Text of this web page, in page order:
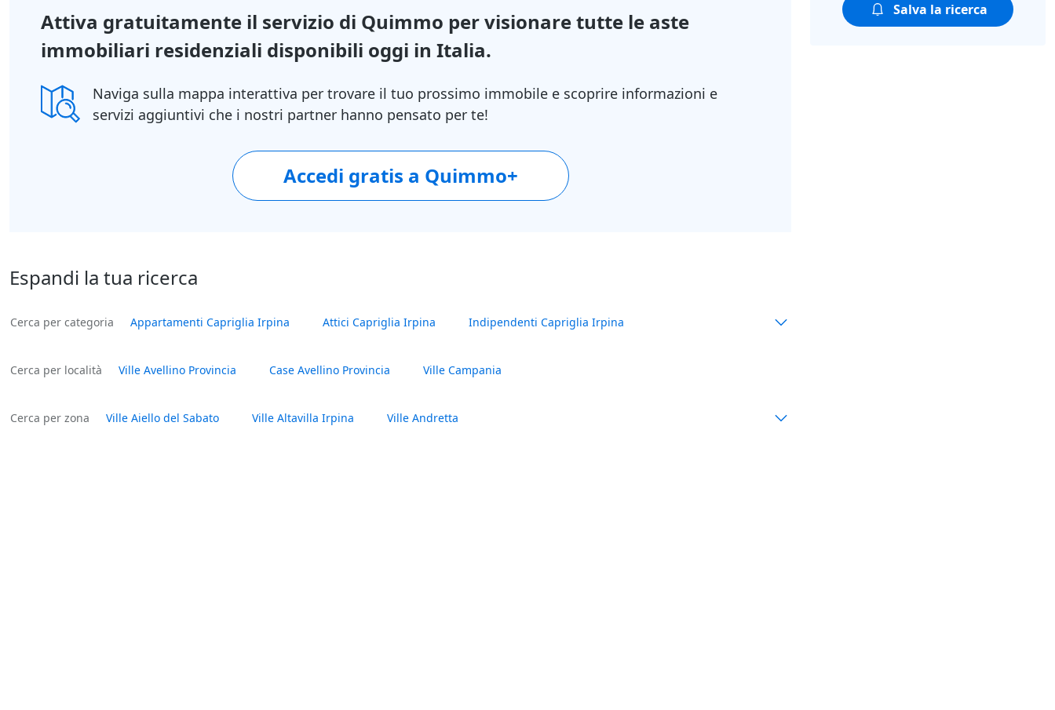
Attiva gratuitamente il servizio di Quimmo per visionare tutte le aste
immobiliari residenziali disponibili oggi in Italia.
Naviga sulla mappa interattiva per trovare il tuo prossimo immobile e scoprire informazioni e
servizi aggiuntivi che i nostri partner hanno pensato per te!
Accedi gratis a Quimmo+
Espandi la tua ricerca
Cerca per categoria Appartamenti Capriglia Irpina Attici Capriglia Irpina Indipendenti Capriglia Irpina
Cerca per località Ville Avellino Provincia Case Avellino Provincia Ville Campania
Cerca per zona Ville Aiello del Sabato Ville Altavilla Irpina Ville Andretta
Salva la ricerca